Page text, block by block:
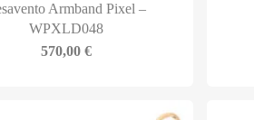
Armband Pixel –
WPXLD048
570,00€